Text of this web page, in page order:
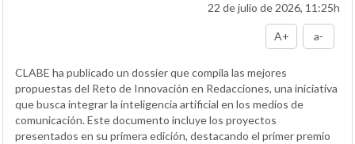
22 de julio de 2026, 11:25h
A+ a-
CLABE ha publicado un dossier que compila las mejores
propuestas del Reto de Innovación en Redacciones, una iniciativa
que busca integrar la inteligencia artificial en los medios de
comunicación. Este documento incluye los proyectos
presentados en su primera edición, destacando el primer premio